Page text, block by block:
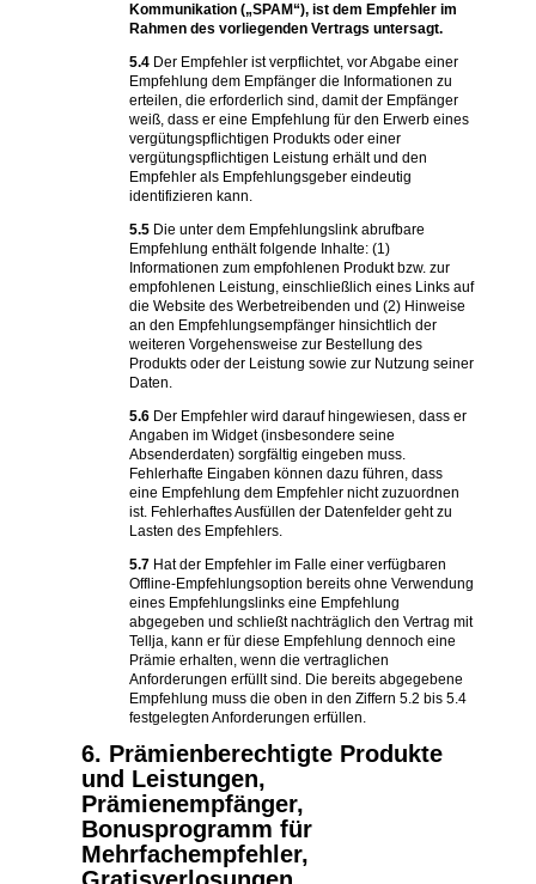
Kommunikation („SPAM“), ist dem Empfehler im
Rahmen des vorliegenden Vertrags untersagt.
5.4 Der Empfehler ist verpflichtet, vor Abgabe einer
Empfehlung dem Empfänger die Informationen zu
erteilen, die erforderlich sind, damit der Empfänger
weiß, dass er eine Empfehlung für den Erwerb eines
vergütungspflichtigen Produkts oder einer
vergütungspflichtigen Leistung erhält und den
Empfehler als Empfehlungsgeber eindeutig
identifizieren kann.
5.5 Die unter dem Empfehlungslink abrufbare
Empfehlung enthält folgende Inhalte: (1)
Informationen zum empfohlenen Produkt bzw. zur
empfohlenen Leistung, einschließlich eines Links auf
die Website des Werbetreibenden und (2) Hinweise
an den Empfehlungsempfänger hinsichtlich der
weiteren Vorgehensweise zur Bestellung des
Produkts oder der Leistung sowie zur Nutzung seiner
Daten.
5.6 Der Empfehler wird darauf hingewiesen, dass er
Angaben im Widget (insbesondere seine
Absenderdaten) sorgfältig eingeben muss.
Fehlerhafte Eingaben können dazu führen, dass
eine Empfehlung dem Empfehler nicht zuzuordnen
ist. Fehlerhaftes Ausfüllen der Datenfelder geht zu
Lasten des Empfehlers.
5.7 Hat der Empfehler im Falle einer verfügbaren
Offline-Empfehlungsoption bereits ohne Verwendung
eines Empfehlungslinks eine Empfehlung
abgegeben und schließt nachträglich den Vertrag mit
Tellja, kann er für diese Empfehlung dennoch eine
Prämie erhalten, wenn die vertraglichen
Anforderungen erfüllt sind. Die bereits abgegebene
Empfehlung muss die oben in den Ziffern 5.2 bis 5.4
festgelegten Anforderungen erfüllen.
6. Prämienberechtigte Produkte
und Leistungen,
Prämienempfänger,
Bonusprogramm für
Mehrfachempfehler,